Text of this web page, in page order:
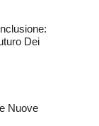
Dei
Nuove